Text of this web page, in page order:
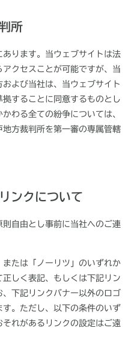
所
ります。当ウェブサイトは法
クセスことが可能ですが、当
よび当社は、当ウェブサイト
することに同意するものとし
わる全ての紛争については、
方裁判所を第一審の専属管轄
ンクについて
自由とし事前に当社へのご連
たは「ノーリツ」のいずれか
しく表記、もしくは下記リン
下記リンクバナー以外のロゴ
。ただし、以下の条件のいず
れがあるリンクの設定はご遠